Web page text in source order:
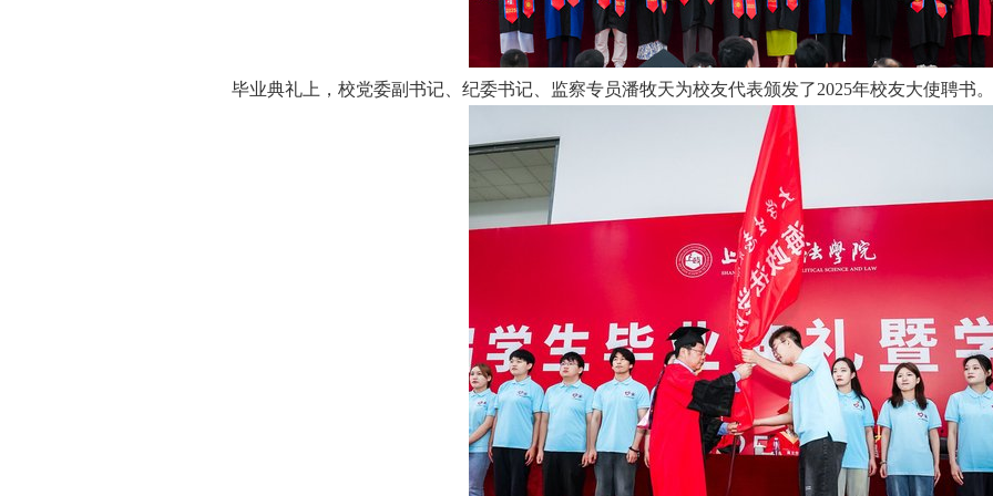
毕业典礼上，校党委副书记、纪委书记、监察专员潘牧天为校友代表颁发了2025年校友大使聘书。